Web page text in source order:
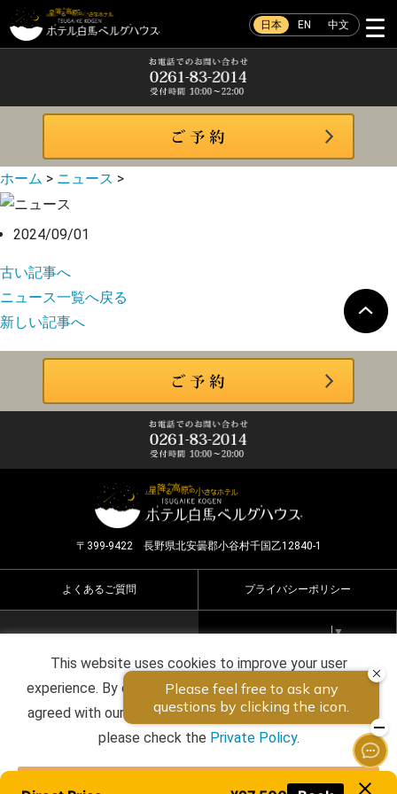
日本 EN 中文
ホーム > ニュース >
2024/09/01
古い記事へ
ニュース一覧へ戻る
新しい記事へ
〒399-9422 長野県北安曇郡小谷村千国乙12840-1
よくあるご質問 プライバシーポリシー
Select Language ▼
Copyright ©2026 HOTEL HAKUBA BERGHAUS all rights
reserved.
This website uses cookies to improve your user
experience. By continuing to use this website, you have
agreed with our cookie consent. For futher information,
please check the Private Policy.